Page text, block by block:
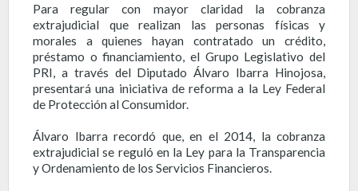
Para regular con mayor claridad la cobranza
extrajudicial que realizan las personas físicas y
morales a quienes hayan contratado un crédito,
préstamo o financiamiento, el Grupo Legislativo del
PRI, a través del Diputado Álvaro Ibarra Hinojosa,
presentará una iniciativa de reforma a la Ley Federal
de Protección al Consumidor.
Álvaro Ibarra recordó que, en el 2014, la cobranza
extrajudicial se reguló en la Ley para la Transparencia
y Ordenamiento de los Servicios Financieros.